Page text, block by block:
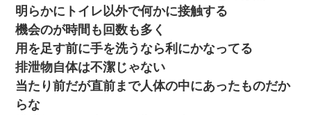
明らかにトイレ以外で何かに接触する
機会のが時間も回数も多く
用を足す前に手を洗うなら利にかなってる
排泄物自体は不潔じゃない
当たり前だが直前まで人体の中にあったものだか
らな